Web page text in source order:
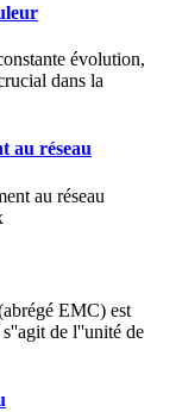
évolution,
dans la
au réseau
au réseau
EMC) est
de l''unité de